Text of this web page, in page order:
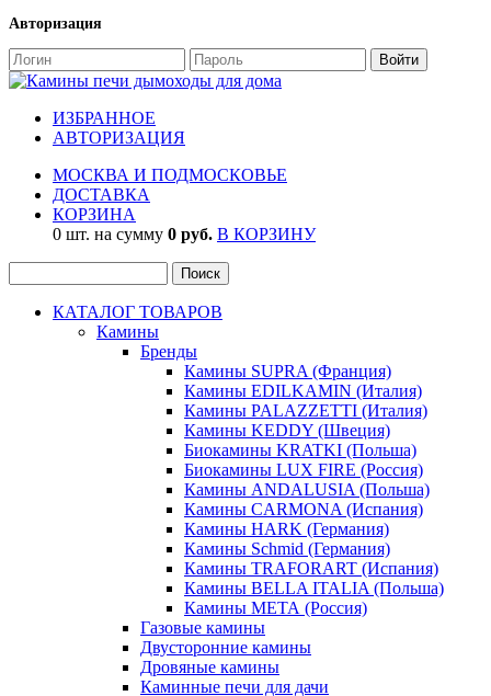
Авторизация
ИЗБРАННОЕ
АВТОРИЗАЦИЯ
МОСКВА И ПОДМОСКОВЬЕ
ДОСТАВКА
КОРЗИНА
0 шт. на сумму 0 руб. В КОРЗИНУ
КАТАЛОГ ТОВАРОВ
Камины
Бренды
Камины SUPRA (Франция)
Камины EDILKAMIN (Италия)
Камины PALAZZETTI (Италия)
Камины KEDDY (Швеция)
Биокамины KRATKI (Польша)
Биокамины LUX FIRE (Россия)
Камины ANDALUSIA (Польша)
Камины CARMONA (Испания)
Камины HARK (Германия)
Камины Schmid (Германия)
Камины TRAFORART (Испания)
Камины BELLA ITALIA (Польша)
Камины МЕТА (Россия)
Газовые камины
Двусторонние камины
Дровяные камины
Каминные печи для дачи